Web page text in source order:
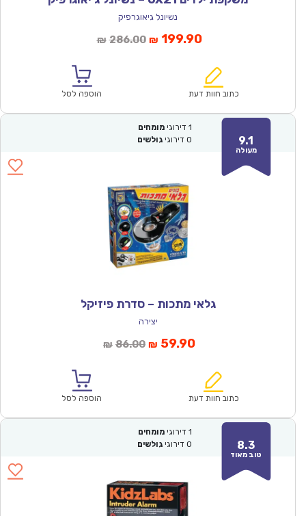
נשיונל גיאוגרפיק
₪ 286.00המחיר
₪286.00.
₪ 199.90המחיר
הוא:
כתוב חוות דעת הוספה לסל
9.1
מעולה
1 דירוגי מומחים
0 דירוגי גולשים
גלאי מתכות – סדרת פיזיקל
יצירה
₪ 86.00המחיר
₪86.00.
₪ 59.90המחיר
הוא:
כתוב חוות דעת הוספה לסל
8.3
טוב מאוד
1 דירוגי מומחים
0 דירוגי גולשים